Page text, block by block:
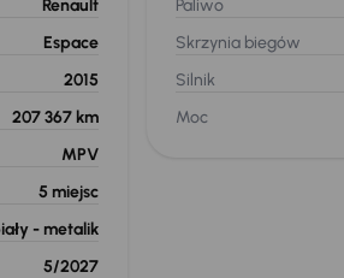
Renault
Espace
2015
207 367 km
MPV
5 miejsc
- metalik
5/2027
Paliwo
Skrzynia biegów
Silnik
Moc